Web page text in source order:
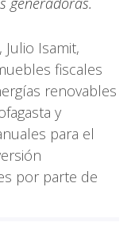
Isamit,
fiscales
renovables
y
para el
por parte de